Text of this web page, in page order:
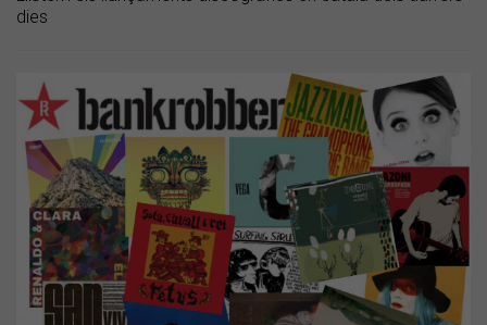
dies